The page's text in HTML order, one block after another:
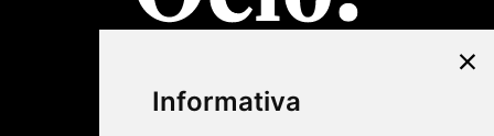
Informativa
Privacy Policy | Cookie Policy